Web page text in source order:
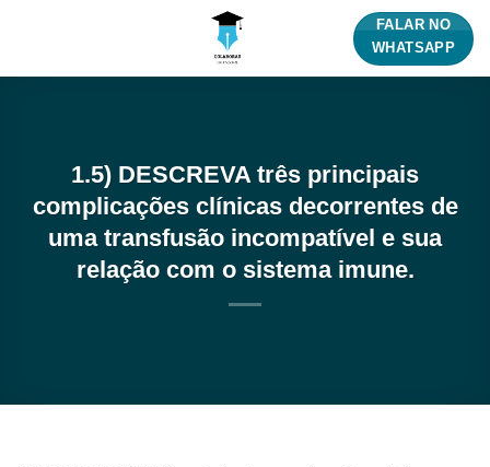
FALAR NO
WHATSAPP
1.5) DESCREVA três principais
complicações clínicas decorrentes de
uma transfusão incompatível e sua
relação com o sistema imune.